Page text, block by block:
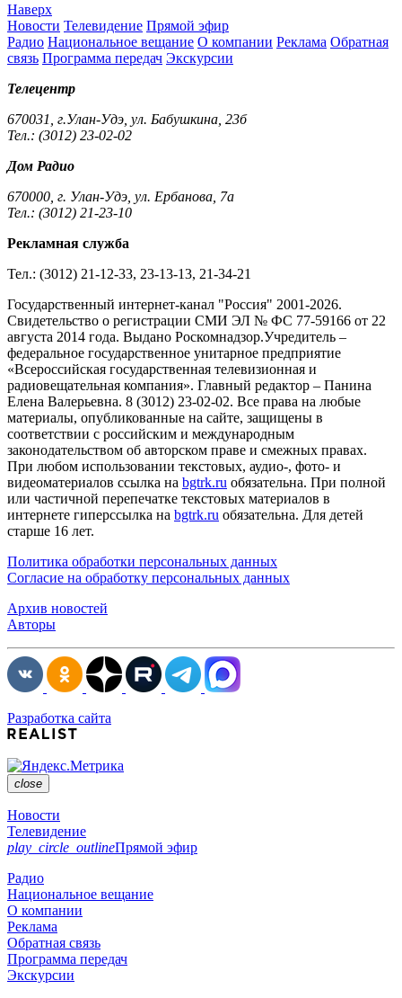
Наверх
Новости Телевидение Прямой эфир
Радио Национальное вещание О компании Реклама Обратная
связь Программа передач Экскурсии
Телецентр
670031, г.Улан-Удэ, ул. Бабушкина, 23б
Тел.: (3012) 23-02-02
Дом Радио
670000, г. Улан-Удэ, ул. Ербанова, 7а
Тел.: (3012) 21-23-10
Рекламная служба
Тел.: (3012) 21-12-33, 23-13-13, 21-34-21
Государственный интернет-канал "Россия" 2001-2026.
Cвидетельство о регистрации СМИ ЭЛ № ФС 77-59166 от 22
августа 2014 года. Выдано Роскомнадзор.Учредитель –
федеральное государственное унитарное предприятие
«Всероссийская государственная телевизионная и
радиовещательная компания». Главный редактор – Панина
Елена Валерьевна. 8 (3012) 23-02-02. Все права на любые
материалы, опубликованные на сайте, защищены в
соответствии с российским и международным
законодательством об авторском праве и смежных правах.
При любом использовании текстовых, аудио-, фото- и
видеоматериалов ссылка на bgtrk.ru обязательна. При полной
или частичной перепечатке текстовых материалов в
интернете гиперссылка на bgtrk.ru обязательна. Для детей
старше 16 лет.
Политика обработки персональных данных
Согласие на обработку персональных данных
Архив новостей
Авторы
Разработка сайта
close
Новости
Телевидение
play_circle_outlineПрямой эфир
Радио
Национальное вещание
О компании
Реклама
Обратная связь
Программа передач
Экскурсии